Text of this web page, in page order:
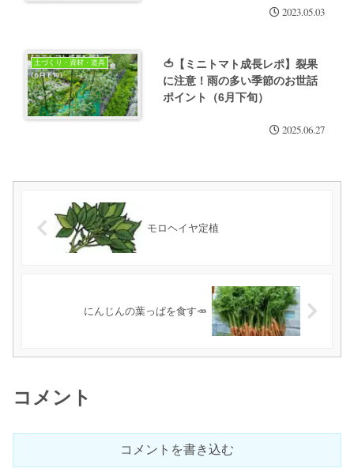
2023.05.03
土づくり・資材・道具
🍅【ミニトマト成長レポ】裂果
に注意！雨の多い季節のお世話
ポイント（6月下旬）
2025.06.27
モロヘイヤ定植
にんじんの葉っぱを食す🥕
コメント
コメントを書き込む